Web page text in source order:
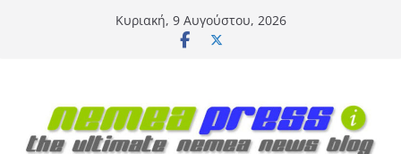
Κυριακή, 9 Αυγούστου, 2026